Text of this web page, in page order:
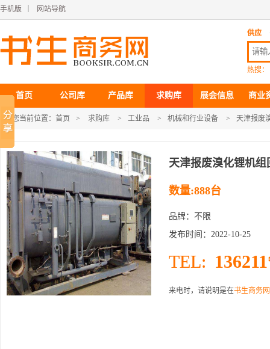
手机版 网站导航
供应
热搜：
首页 公司库 产品库 求购库 展会信息 商业
您当前位置： 首页 > 求购库 > 工业品 > 机械和行业设备 > 天津报废
天津报废溴化锂机
数量:888台
品牌：不限
发布时间：2022-10-25
TEL:
来电时，请说明是在书生商务网